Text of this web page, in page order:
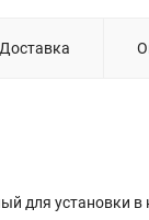
Доставка
для установки в